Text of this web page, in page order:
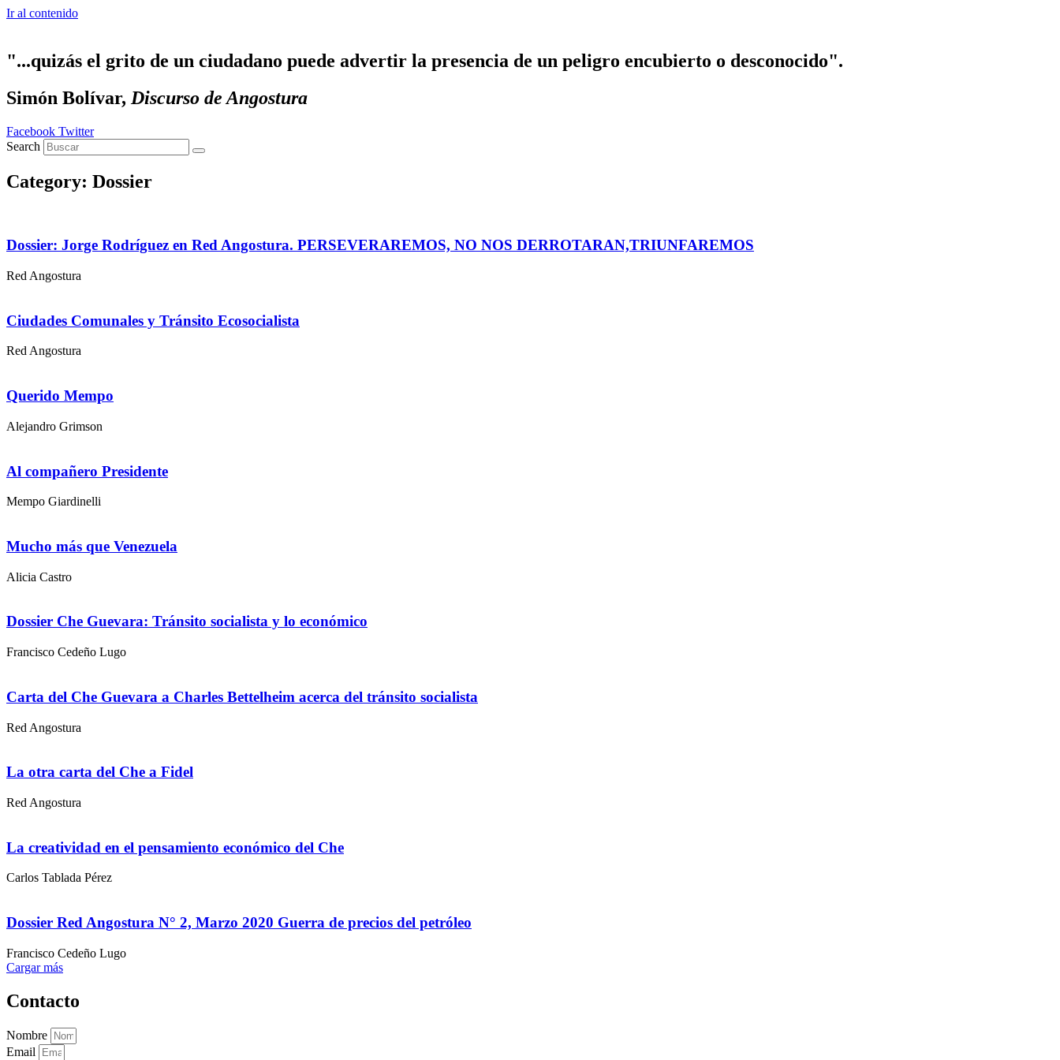
Ir al contenido
"...quizás el grito de un ciudadano puede advertir la presencia de un peligro encubierto o desconocido".
Simón Bolívar, Discurso de Angostura
Facebook Twitter
Search
Category: Dossier
Dossier: Jorge Rodríguez en Red Angostura. PERSEVERAREMOS, NO NOS DERROTARAN,TRIUNFAREMOS
Red Angostura
Ciudades Comunales y Tránsito Ecosocialista
Red Angostura
Querido Mempo
Alejandro Grimson
Al compañero Presidente
Mempo Giardinelli
Mucho más que Venezuela
Alicia Castro
Dossier Che Guevara: Tránsito socialista y lo económico
Francisco Cedeño Lugo
Carta del Che Guevara a Charles Bettelheim acerca del tránsito socialista
Red Angostura
La otra carta del Che a Fidel
Red Angostura
La creatividad en el pensamiento económico del Che
Carlos Tablada Pérez
Dossier Red Angostura N° 2, Marzo 2020 Guerra de precios del petróleo
Francisco Cedeño Lugo
Cargar más
Contacto
Nombre
Email